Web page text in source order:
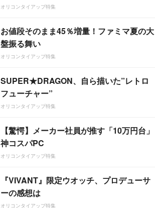
オリコンタイアップ特集
お値段そのまま45％増量！ファミマ夏の大
盤振る舞い
オリコンタイアップ特集
SUPER★DRAGON、自ら描いた”レトロ
フューチャー”
オリコンタイアップ特集
【驚愕】メーカー社員が推す「10万円台」
神コスパPC
オリコンタイアップ特集
『VIVANT』限定ウオッチ、プロデューサ
ーの感想は
オリコンタイアップ特集